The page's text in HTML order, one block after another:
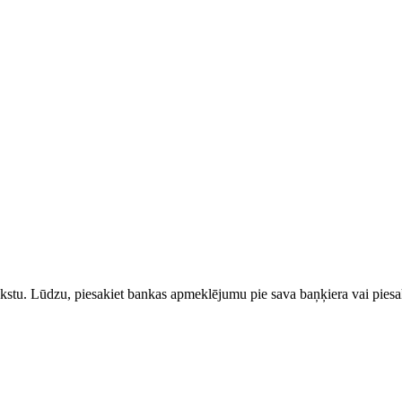
Lūdzu, piesakiet bankas apmeklējumu pie sava baņķiera vai